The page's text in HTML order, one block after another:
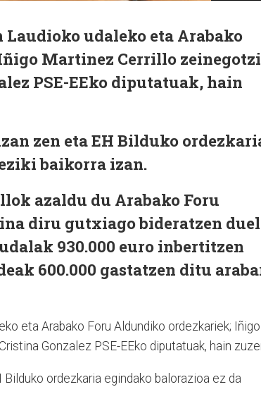
udaleko eta Arabako
Martinez Cerrillo zeinegotzi
PSE-EEko diputatuak, hain
zen eta EH Bilduko
baikorra izan.
azaldu du Arabako Foru
diru gutxiago bideratzen
930.000 euro inbertitzen
600.000 gastatzen ditu
eta Arabako Foru Aldundiko ordezkariek; Iñigo
Gonzalez PSE-EEko diputatuak, hain
ordezkaria egindako balorazioa ez da